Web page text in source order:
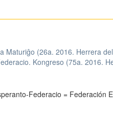
Maturiĝo (26a. 2016. Herrera
Kongreso (75a. 2016.
Federacio = Federación